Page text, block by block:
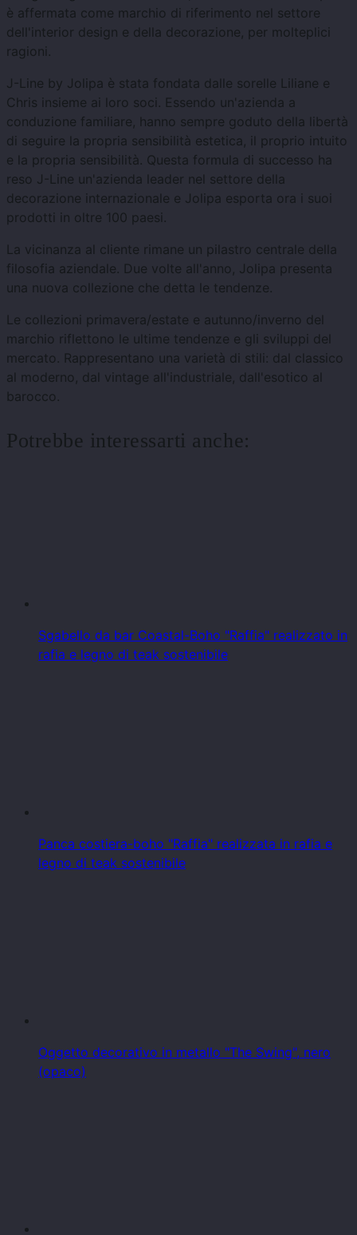
è affermata come marchio di riferimento nel settore
dell'interior design e della decorazione, per molteplici
ragioni.
J-Line by Jolipa è stata fondata dalle sorelle Liliane e
Chris insieme ai loro soci. Essendo un'azienda a
conduzione familiare, hanno sempre goduto della libertà
di seguire la propria sensibilità estetica, il proprio intuito
e la propria sensibilità. Questa formula di successo ha
reso J-Line un'azienda leader nel settore della
decorazione internazionale e Jolipa esporta ora i suoi
prodotti in oltre 100 paesi.
La vicinanza al cliente rimane un pilastro centrale della
filosofia aziendale. Due volte all'anno, Jolipa presenta
una nuova collezione che detta le tendenze.
Le collezioni primavera/estate e autunno/inverno del
marchio riflettono le ultime tendenze e gli sviluppi del
mercato. Rappresentano una varietà di stili: dal classico
al moderno, dal vintage all'industriale, dall'esotico al
barocco.
Potrebbe interessarti anche:
Sgabello da bar Coastal-Boho "Raffia" realizzato in
rafia e legno di teak sostenibile
Panca costiera-boho "Raffia" realizzata in rafia e
legno di teak sostenibile
Oggetto decorativo in metallo "The Swing", nero
(opaco)